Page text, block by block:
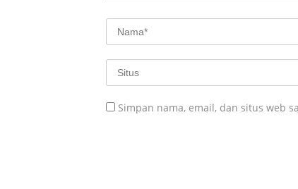
Simpan nama, email, dan situs web